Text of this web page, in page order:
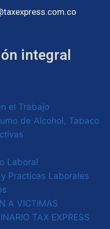
integral
el Trabajo
de Alcohol, Tabaco
Laboral
Practicas Laborales
A VICTIMAS
TAX EXPRESS